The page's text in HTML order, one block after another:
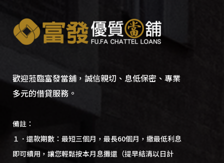
歡迎蒞臨富發當舖，誠信親切、息低保密、專業
多元的借貸服務。
備註：
１．還款期數：最短三個月，最長60個月，繳最低利息
即可續用，讓您輕鬆按本月息攤還（提早結清以日計